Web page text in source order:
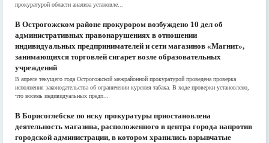
прокуратурой области анализа установле...
В Острогожском районе прокурором возбуждено 10 дел об
административных правонарушениях в отношении
индивидуальных предпринимателей и сети магазинов «Магнит»,
занимающихся торговлей сигарет возле образовательных
учреждений
В апреле текущего года Острогожской межрайонной прокуратурой проведена проверка
исполнения законодательства об ограничении курения табака. В ходе проверки установлено,
что восемь индивидуальных предп...
В Борисоглебске по иску прокуратуры приостановлена
деятельность магазина, расположенного в центра города напротив
городской администрации, в котором хранились взрывчатые